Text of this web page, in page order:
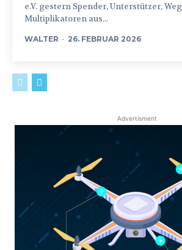
e.V. gestern Spender, Unterstützer,
Multiplikatoren aus...
WALTER - 26. FEBRUAR 2026
Advertisment